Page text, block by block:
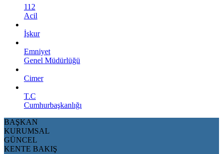
112
Acil
İşkur
Emniyet
Genel Müdürlüğü
Cimer
T.C
Cumhurbaşkanlığı
BAŞKAN
KURUMSAL
GÜNCEL
KENTE BAKIŞ